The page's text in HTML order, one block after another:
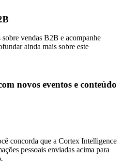
vendas B2B e acompanhe
ainda mais sobre este
novos eventos e conteúdo
concorda que a Cortex Intelligence
pessoais enviadas acima para